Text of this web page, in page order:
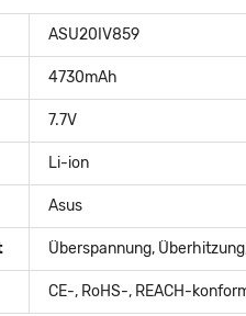
ASU20IV859
4730mAh
7.7V
Li-ion
Asus
Überspannung,
CE-, RoHS-, REACH-